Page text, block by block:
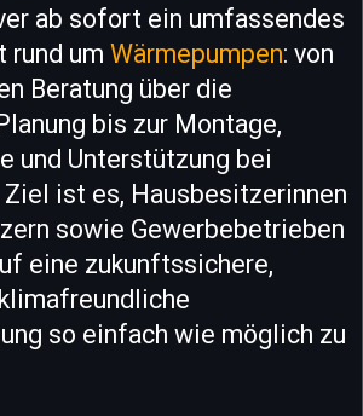
ab sofort ein umfassendes
rund um Wärmepumpen: von
Beratung über die
bis zur Montage,
und Unterstützung bei
ist es, Hausbesitzerinnen
sowie Gewerbebetrieben
eine zukunftssichere,
so einfach wie möglich zu